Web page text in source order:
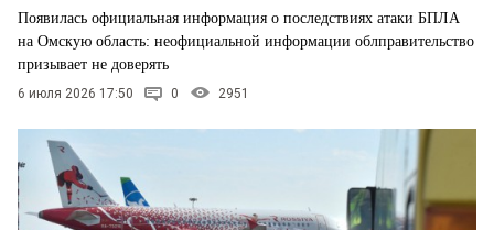
Появилась официальная информация о последствиях атаки БПЛА
на Омскую область: неофициальной информации облправительство
призывает не доверять
6 июля 2026 17:50 0 2951